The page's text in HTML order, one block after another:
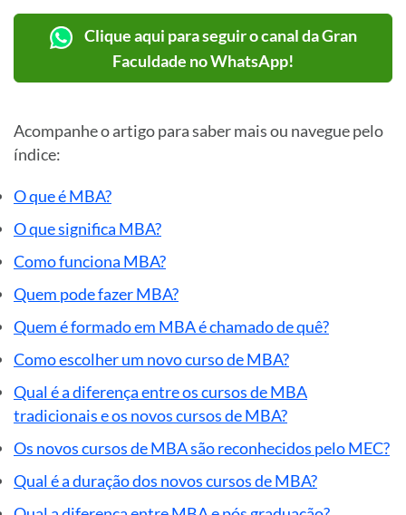
Clique aqui para seguir o canal da Gran
Faculdade no WhatsApp!
Acompanhe o artigo para saber mais ou navegue pelo
índice:
O que é MBA?
O que significa MBA?
Como funciona MBA?
Quem pode fazer MBA?
Quem é formado em MBA é chamado de quê?
Como escolher um novo curso de MBA?
Qual é a diferença entre os cursos de MBA
tradicionais e os novos cursos de MBA?
Os novos cursos de MBA são reconhecidos pelo MEC?
Qual é a duração dos novos cursos de MBA?